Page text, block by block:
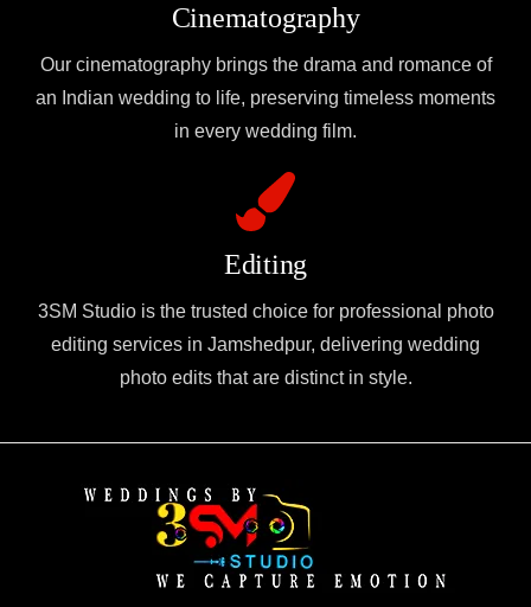
Cinematography
Our cinematography brings the drama and romance of
an Indian wedding to life, preserving timeless moments
in every wedding film.
Editing
3SM Studio is the trusted choice for professional photo
editing services in Jamshedpur, delivering wedding
photo edits that are distinct in style.